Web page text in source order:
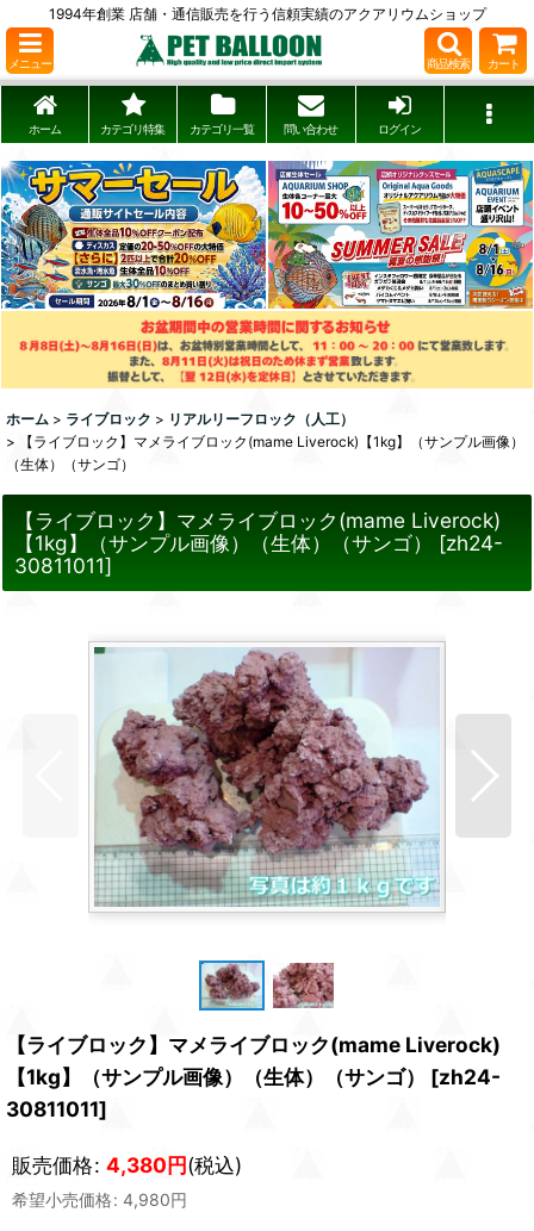
1994年創業 店舗・通信販売を行う信頼実績のアクアリウムショップ
メニュー 商品検索 カート
ホーム カテゴリ特集 カテゴリ一覧 問い合わせ ログイン
ホーム > ライブロック > リアルリーフロック（人工）
>
【ライブロック】マメライブロック(mame Liverock)【1kg】（サンプル画像）
（生体）（サンゴ）
【ライブロック】マメライブロック(mame Liverock)
【1kg】（サンプル画像）（生体）（サンゴ）
[zh24-
30811011]
【ライブロック】マメライブロック(mame Liverock)
【1kg】（サンプル画像）（生体）（サンゴ）
[zh24-
30811011]
販売価格: 4,380円(税込)
希望小売価格: 4,980円